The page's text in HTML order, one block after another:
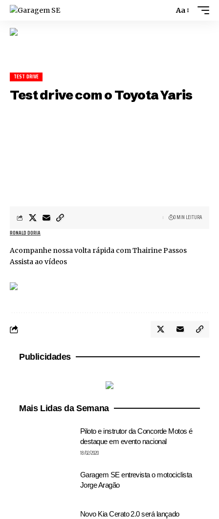
Aa
TEST DRIVE
Test drive com o Toyota Yaris
RONALD DORIA
0 MIN LEITURA
Acompanhe nossa volta rápida com Thairine Passos
Assista ao vídeos
Publicidades
Mais Lidas da Semana
Piloto e instrutor da Concorde Motos é
destaque em evento nacional
18/02/2020
Garagem SE entrevista o motociclista
Jorge Aragão
Novo Kia Cerato 2.0 será lançado